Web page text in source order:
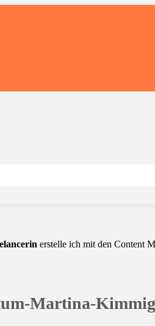
erstelle ich mit den Content
Martina-